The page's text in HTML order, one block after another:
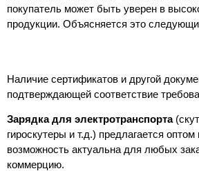
покупатель может быть уверен в
продукции. Объясняется это
Наличие сертификатов и другой
подтверждающей соответствие
Зарядка для электротранспорта
гироскутеры и т.д.) предлагается оптом
возможность актуальна для любых
коммерцию.